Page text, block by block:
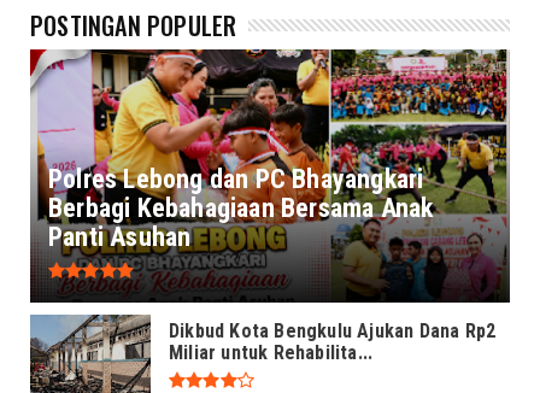
POSTINGAN POPULER
Polres Lebong dan PC Bhayangkari
Berbagi Kebahagiaan Bersama Anak
Panti Asuhan
Dikbud Kota Bengkulu Ajukan Dana Rp2
Miliar untuk Rehabilita...